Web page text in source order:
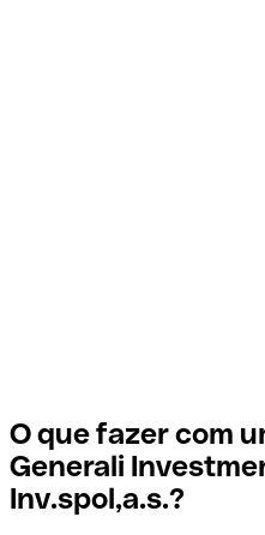
O que fazer com
Generali
Inv.spol,a.s.?